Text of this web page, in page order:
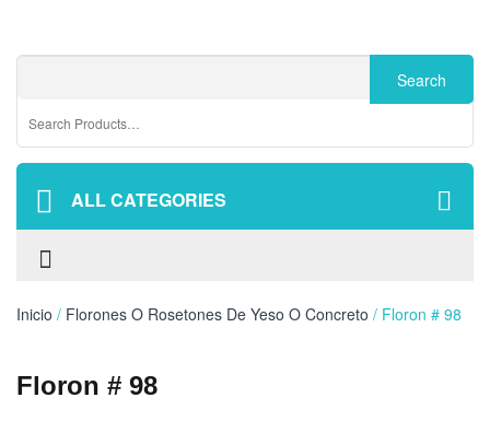
ALL CATEGORIES
Inicio / Florones O Rosetones De Yeso O Concreto / Floron # 98
Floron # 98